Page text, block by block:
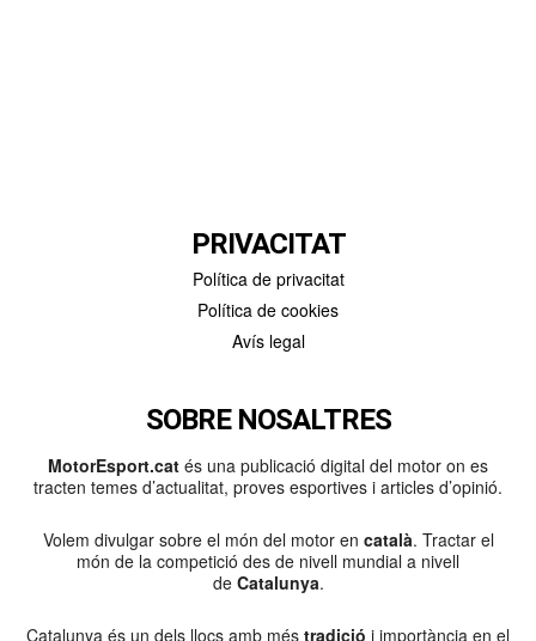
PRIVACITAT
Política de privacitat
Política de cookies
Avís legal
SOBRE NOSALTRES
MotorEsport.cat és una publicació digital del motor on es
tracten temes d’actualitat, proves esportives i articles d’opinió.
Volem divulgar sobre el món del motor en català. Tractar el
món de la competició des de nivell mundial a nivell
de Catalunya.
Catalunya és un dels llocs amb més tradició i importància en el